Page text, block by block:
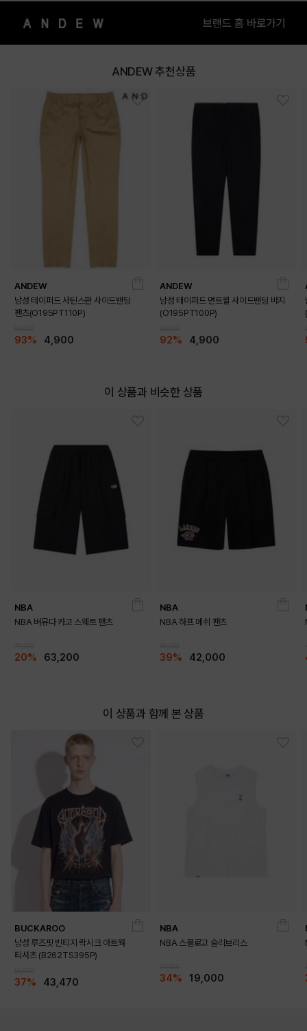
ANDEW 추천상품
ANDEW
남성 테이퍼드 사틴스판 사이드밴딩
팬츠(O195PT110P)
93% 4,900
ANDEW
남성 테이퍼드 면트윌 사이드밴딩 바지
(O195PT100P)
92% 4,900
이 상품과 비슷한 상품
NBA
NBA 버뮤다 카고 스웨트 팬츠
20% 63,200
NBA
NBA 하프 메쉬 팬츠
39% 42,000
이 상품과 함께 본 상품
BUCKAROO
남성 루즈핏 빈티지 락시크 아트웍
티셔츠 (B262TS395P)
37% 43,470
NBA
NBA 스몰로고 슬리브리스
34% 19,000